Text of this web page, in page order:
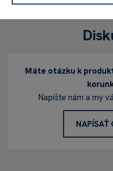
Máte otázku k
Napíšte nám a my
NAPÍSAŤ